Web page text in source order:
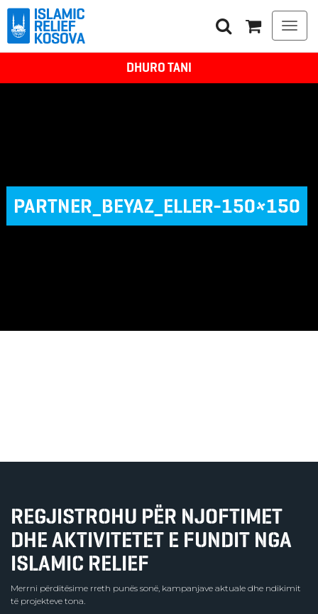
DHURO TANI
PARTNER_BEYAZ_ELLER-150×150
REGJISTROHU PËR NJOFTIMET
DHE AKTIVITETET E FUNDIT NGA
ISLAMIC RELIEF
Merrni përditësime rreth punës sonë, kampanjave aktuale dhe ndikimit
të projekteve tona.